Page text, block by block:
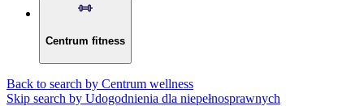
Centrum fitness
Back to search by Centrum wellness
Skip search by Udogodnienia dla niepełnosprawnych